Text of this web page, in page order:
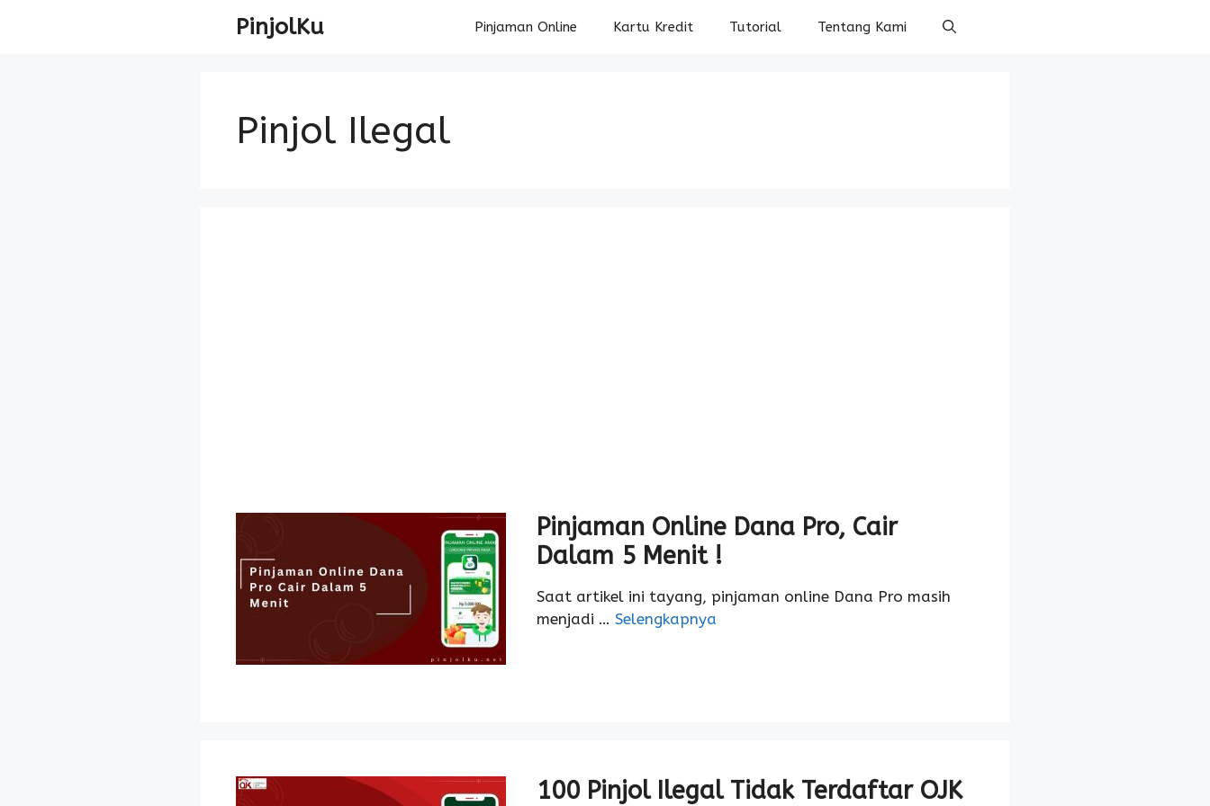
PinjolKu Pinjaman Online Kartu Kredit Tutorial Tentang Kami
Pinjol Ilegal
Pinjaman Online Dana Pro, Cair
Dalam 5 Menit !
Saat artikel ini tayang, pinjaman online Dana Pro masih
menjadi … Selengkapnya
100 Pinjol Ilegal Tidak Terdaftar OJK